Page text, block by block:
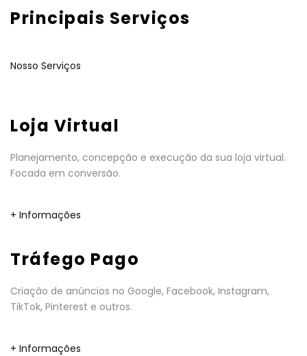
Principais Serviços
Nosso Serviços
Loja Virtual
Planejamento, concepção e execução da sua loja virtual.
Focada em conversão.
+ Informações
Tráfego Pago
Criação de anúncios no Google, Facebook, Instagram,
TikTok, Pinterest e outros.
+ Informações